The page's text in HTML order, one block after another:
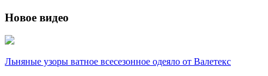
Новое видео
Льняные узоры ватное всесезонное одеяло от Валетекс